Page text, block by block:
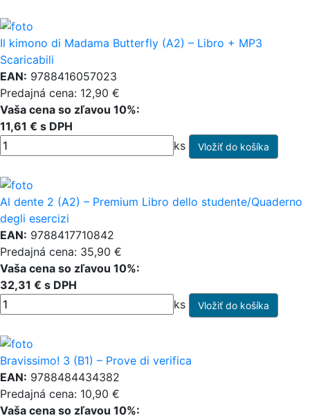
Il kimono di Madama Butterfly (A2) – Libro + MP3
Scaricabili
EAN: 9788416057023
Predajná cena: 12,90 €
Vaša cena so zľavou 10%:
11,61 € s DPH
ks
Al dente 2 (A2) – Premium Libro dello studente/Quaderno
degli esercizi
EAN: 9788417710842
Predajná cena: 35,90 €
Vaša cena so zľavou 10%:
32,31 € s DPH
ks
Bravissimo! 3 (B1) – Prove di verifica
EAN: 9788484434382
Predajná cena: 10,90 €
Vaša cena so zľavou 10%: